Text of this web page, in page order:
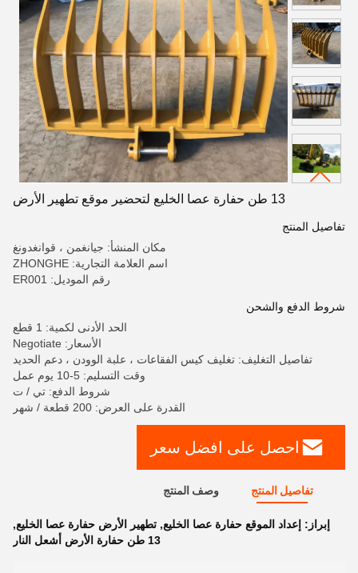
13 طن حفارة عصا الخليع لتحضير موقع تطهير الأرض
تفاصيل المنتج
مكان المنشأ: جيانغمن ، قوانغدونغ
اسم العلامة التجارية: ZHONGHE
رقم الموديل: ER001
شروط الدفع والشحن
الحد الأدنى لكمية: 1 قطع
الأسعار: Negotiate
تفاصيل التغليف: تغليف كيس الفقاعات ، علبة الوودن ، دعم الحديد
وقت التسليم: 5-10 يوم عمل
شروط الدفع: تي / ت
القدرة على العرض: 200 قطعة / شهر
احصل على افضل سعر
تفاصيل المنتج وصف المنتج
إبراز: إعداد الموقع حفارة عصا الخليع, تطهير الأرض حفارة عصا الخليع,
13 طن حفارة الأرض أشعل النار